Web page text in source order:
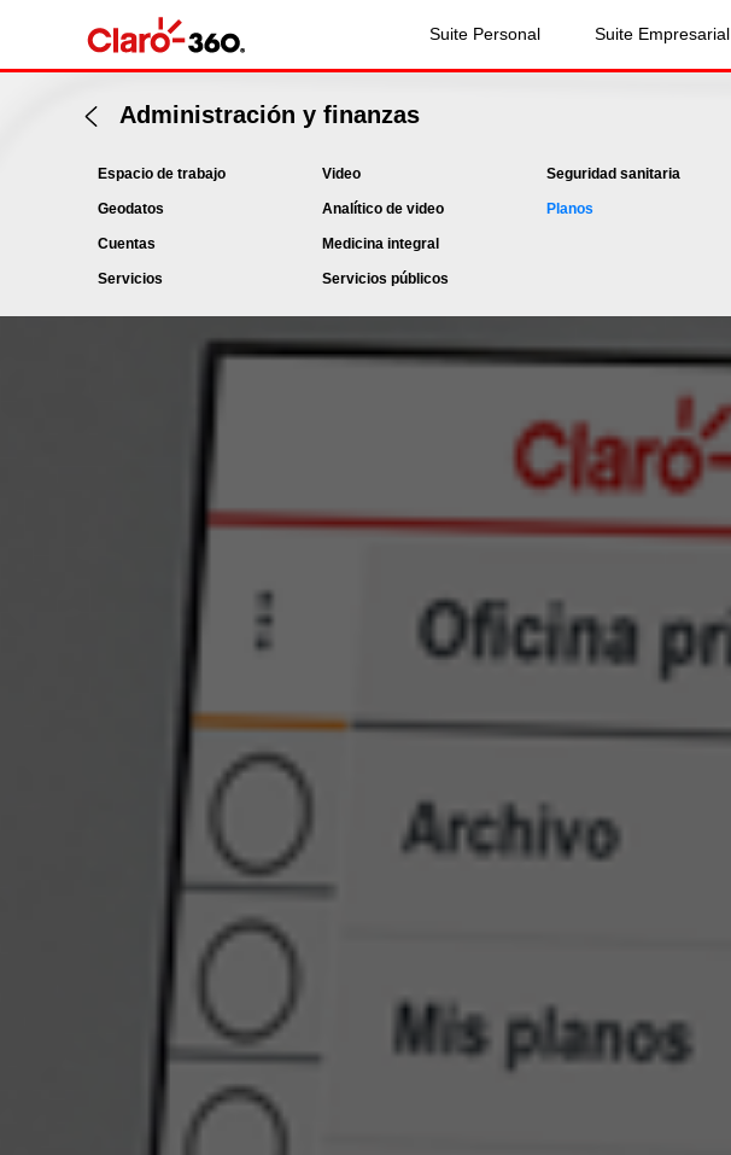
Suite Personal Suite Empresarial
Administración y finanzas
Espacio de trabajo
Geodatos
Cuentas
Servicios
Video
Analítico de video
Medicina integral
Servicios públicos
Seguridad sanitaria
Planos